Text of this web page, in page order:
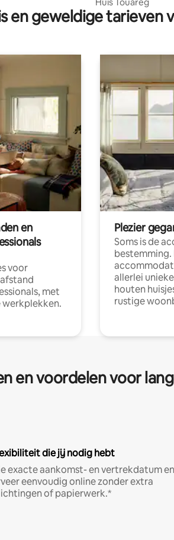
en geweldige tarieven
en
voor
met
werkplekken.
Plezier
Soms is de
bestemming.
allerlei
houten
rustige
en voordelen voor
die jij nodig hebt
exacte aankomst- en vertrekdatum en
eenvoudig online zonder extra
of papierwerk.*